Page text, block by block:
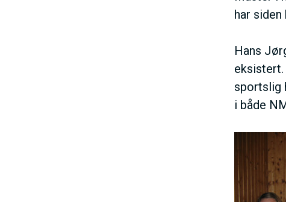
har
Hans
eksistert.
sportslig
i både